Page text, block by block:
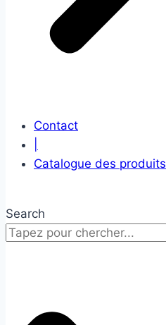
Contact
Catalogue des produits
Search